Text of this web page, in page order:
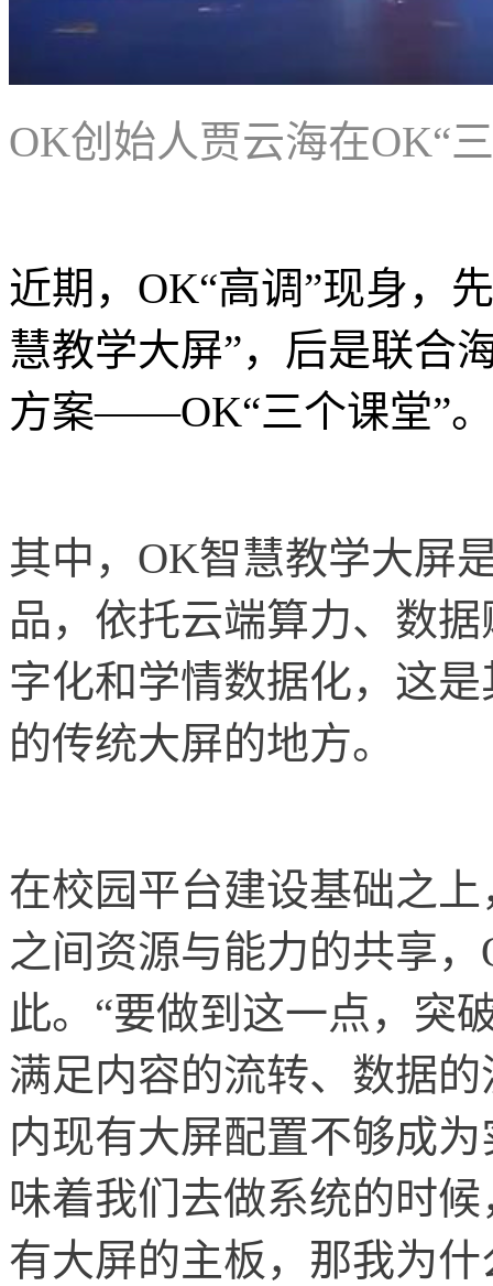
OK创始人贾云海在OK“
近期，OK“高调”现身，
慧教学大屏”，后是联合
方案——OK“三个课堂”。
其中，OK智慧教学大屏
品，依托云端算力、数
字化和学情数据化，这
的传统大屏的地方。
在校园平台建设基础之
之间资源与能力的共享
此。“要做到这一点，突
满足内容的流转、数据
内现有大屏配置不够成
味着我们去做系统的时
有大屏的主板，那我为